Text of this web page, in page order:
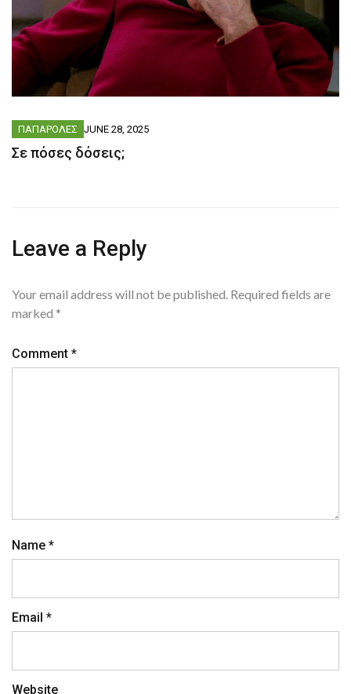
ΠΑΠΑΡΟΛΕΣ JUNE 28, 2025
Σε πόσες δόσεις;
Leave a Reply
Your email address will not be published. Required fields are
marked *
Comment *
Name *
Email *
Website